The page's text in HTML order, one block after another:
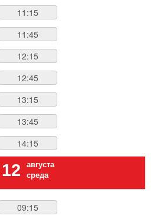
11:15
11:45
12:15
12:45
13:15
13:45
14:15
12
августа
среда
09:15